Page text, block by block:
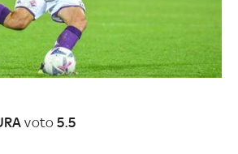
voto 5.5